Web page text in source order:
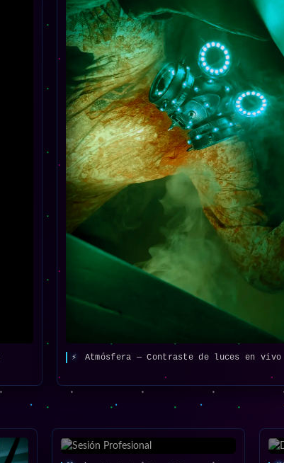
⚡ Atmósfera — Contraste de luces en vivo